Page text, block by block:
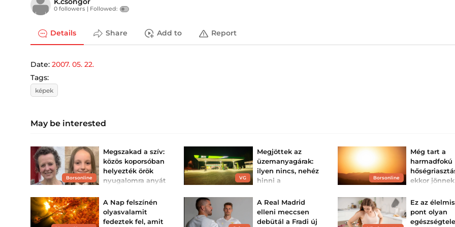
0 followers | Followed:
Details Share Add to Report
Date: 2007. 05. 22.
Tags:
képek
May be interested
Borsonline
Megszakad a szív:
közös koporsóban
helyezték örök
nyugalomra anyát
Közös koporsóban
helyezték örök
nyugalomra azt a brit
származású édesanyát és
gyermekét, akik egy
VG
Megjöttek az
üzemanyagárak:
ilyen nincs, nehéz
hinni a
mi történik itt –
ennyiért t...
Ismét csökkent az
üzemanyagok ára
Borsonline
Még tart a
harmadfokú
ekkor jönnek
Az egész
harmadfokú
van, de záporok,
várhatók.
A Nap felszínén
olyasvalamit
fedeztek fel, amit
A Real Madrid
elleni meccsen
debütál a Fradi új
Ez az
pont olyan